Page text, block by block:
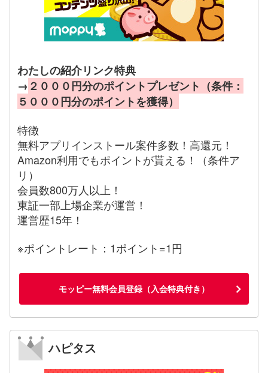
わたしの紹介リンク特典
→ ２０００円分のポイントプレゼント（条件：
５０００円分のポイントを獲得）
特徴
無料アプリインストール案件多数！高還元！
Amazon利用でもポイントが貰える！（条件ア
リ）
会員数800万人以上！
東証一部上場企業が運営！
運営歴15年！
※ポイントレート：1ポイント=1円
モッピー無料会員登録（入会特典付き）
ハピタス